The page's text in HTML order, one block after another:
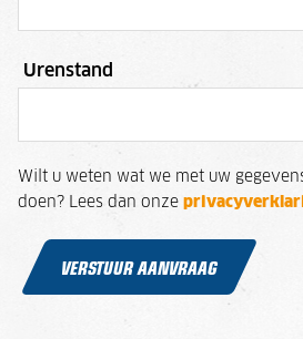
Urenstand
Wilt u weten wat we met uw
doen? Lees dan onze
VERSTUUR AANVRAAG